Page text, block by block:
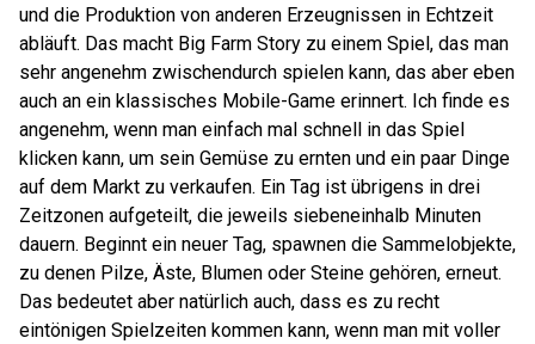
und die Produktion von anderen Erzeugnissen in Echtzeit
abläuft. Das macht Big Farm Story zu einem Spiel, das man
sehr angenehm zwischendurch spielen kann, das aber eben
auch an ein klassisches Mobile-Game erinnert. Ich finde es
angenehm, wenn man einfach mal schnell in das Spiel
klicken kann, um sein Gemüse zu ernten und ein paar Dinge
auf dem Markt zu verkaufen. Ein Tag ist übrigens in drei
Zeitzonen aufgeteilt, die jeweils siebeneinhalb Minuten
dauern. Beginnt ein neuer Tag, spawnen die Sammelobjekte,
zu denen Pilze, Äste, Blumen oder Steine gehören, erneut.
Das bedeutet aber natürlich auch, dass es zu recht
eintönigen Spielzeiten kommen kann, wenn man mit voller